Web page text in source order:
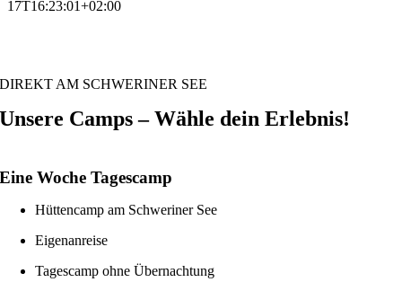
17T16:23:01+02:00
DIREKT AM SCHWERINER SEE
Unsere Camps – Wähle dein Erlebnis!
Eine Woche Tagescamp
Hüttencamp am Schweriner See
Eigenanreise
Tagescamp ohne Übernachtung